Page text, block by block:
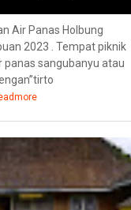
Air Panas Holbung
2023 . Tempat piknik
panas sangubanyu atau